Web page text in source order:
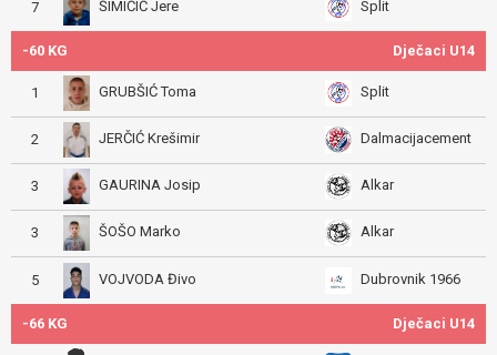
7 ŠIMIČIĆ Jere Split
-60 KG Dječaci U14
1 GRUBŠIĆ Toma Split
2 JERČIĆ Krešimir Dalmacijacement
3 GAURINA Josip Alkar
3 ŠOŠO Marko Alkar
5 VOJVODA Đivo Dubrovnik 1966
-66 KG Dječaci U14